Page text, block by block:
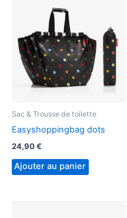
Sac & Trousse de toilette
Easyshoppingbag dots
24,90€
Ajouter au panier